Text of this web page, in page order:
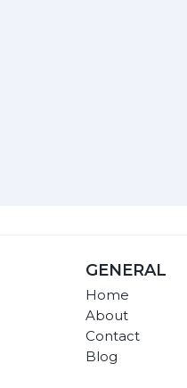
GENERAL
Home
About
Contact
Blog